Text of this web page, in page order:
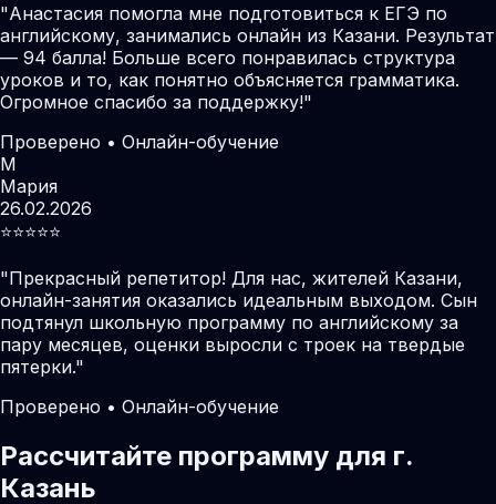
"Анастасия помогла мне подготовиться к ЕГЭ по
английскому, занимались онлайн из Казани. Результат
— 94 балла! Больше всего понравилась структура
уроков и то, как понятно объясняется грамматика.
Огромное спасибо за поддержку!"
Проверено • Онлайн-обучение
М
Мария
26.02.2026
⭐️⭐️⭐️⭐️⭐️
"Прекрасный репетитор! Для нас, жителей Казани,
онлайн-занятия оказались идеальным выходом. Сын
подтянул школьную программу по английскому за
пару месяцев, оценки выросли с троек на твердые
пятерки."
Проверено • Онлайн-обучение
Рассчитайте программу для г.
Казань